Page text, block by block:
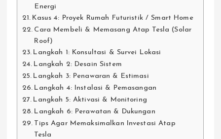
Energi
Kasus 4: Proyek Rumah Futuristik / Smart Home
Cara Membeli & Memasang Atap Tesla (Solar
Roof)
Langkah 1: Konsultasi & Survei Lokasi
Langkah 2: Desain Sistem
Langkah 3: Penawaran & Estimasi
Langkah 4: Instalasi & Pemasangan
Langkah 5: Aktivasi & Monitoring
Langkah 6: Perawatan & Dukungan
Tips Agar Memaksimalkan Investasi Atap
Tesla